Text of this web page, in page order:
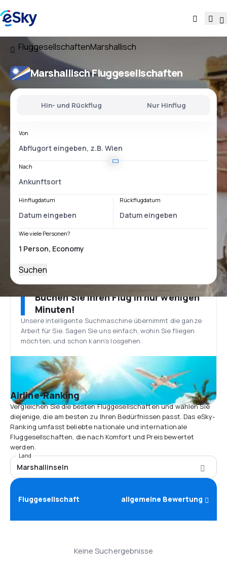
FluggesellschaftenMarshallisch
Marshallisch Fluggesellschaften
Hin- und Rückflug Nur Hinflug
Von
Nach
Hinflugdatum Rückflugdatum
Wie viele Personen?
Suchen
Buchen Sie Ihren Flug in nur wenigen
Minuten!
Unsere intelligente Suchmaschine übernimmt die ganze
Arbeit für Sie. Sagen Sie uns einfach, wohin Sie fliegen
möchten, und schon kann’s losgehen.
Airline-Ranking
Vergleichen Sie die besten Fluggesellschaften und wählen Sie
diejenige, die am besten zu Ihren Bedürfnissen passt. Das eSky-
Ranking umfasst beliebte nationale und internationale
Fluggesellschaften, die nach Komfort und Preis bewertet
werden.
Land
Marshallinseln
Fluggesellschaft allgemeine Bewertung
Keine Suchergebnisse